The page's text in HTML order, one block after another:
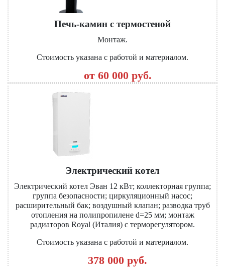
Печь-камин с термостеной
Монтаж.
Стоимость указана с работой и материалом.
от 60 000 руб.
Электрический котел
Электрический котел Эван 12 кВт; коллекторная группа;
группа безопасности; циркуляционный насос;
расширительный бак; воздушный клапан; разводка труб
отопления на полипропилене d=25 мм; монтаж
радиаторов Royal (Италия) с терморегулятором.
Стоимость указана с работой и материалом.
378 000 руб.